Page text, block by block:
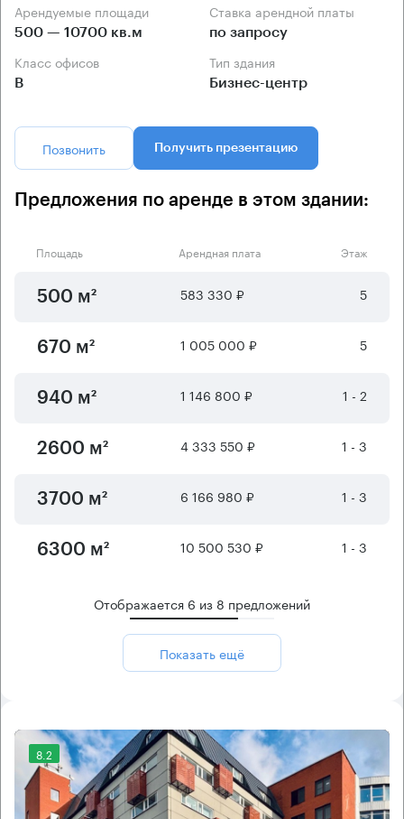
Арендуемые площади
500 — 10700 кв.м
Ставка арендной платы
по запросу
Класс офисов
B
Тип здания
Бизнес-центр
Позвонить Получить презентацию
Предложения по аренде в этом здании:
Площадь Арендная плата Этаж
500 м² 583 330 ₽ 5
670 м² 1 005 000 ₽ 5
940 м² 1 146 800 ₽ 1 - 2
2600 м² 4 333 550 ₽ 1 - 3
3700 м² 6 166 980 ₽ 1 - 3
6300 м² 10 500 530 ₽ 1 - 3
Отображается 6 из 8 предложений
Показать ещё
8.2